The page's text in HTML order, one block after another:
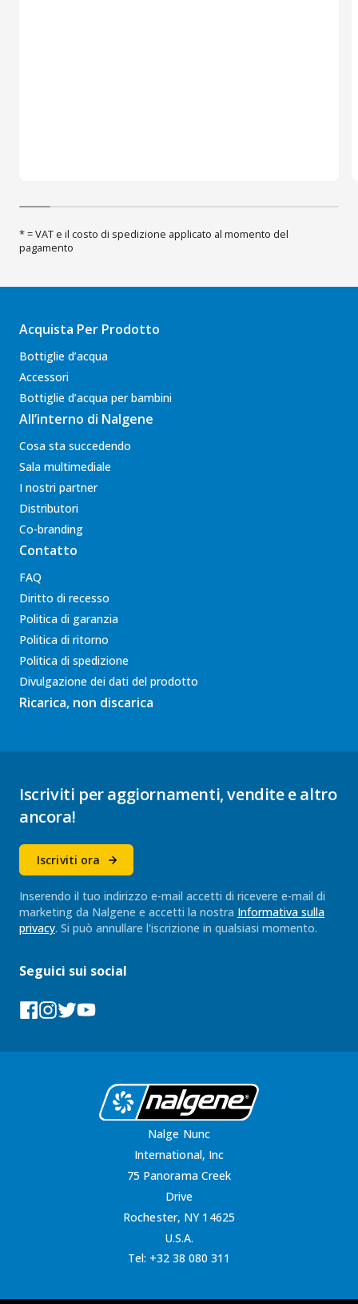
* = VAT e il costo di spedizione applicato al momento del
pagamento
Acquista Per Prodotto
Bottiglie d’acqua
Accessori
Bottiglie d’acqua per bambini
All’interno di Nalgene
Cosa sta succedendo
Sala multimediale
I nostri partner
Distributori
Co-branding
Contatto
FAQ
Diritto di recesso
Politica di garanzia
Politica di ritorno
Politica di spedizione
Divulgazione dei dati del prodotto
Ricarica, non discarica
Iscriviti per aggiornamenti, vendite e altro
ancora!
Iscriviti ora
Inserendo il tuo indirizzo e-mail accetti di ricevere e-mail di
marketing da Nalgene e accetti la nostra Informativa sulla
privacy. Si può annullare l'iscrizione in qualsiasi momento.
Seguici sui social
Facebook
Instagram
Tumblr
YouTube
Nalge Nunc
International, Inc
75 Panorama Creek
Drive
Rochester, NY 14625
U.S.A.
Tel: +32 38 080 311